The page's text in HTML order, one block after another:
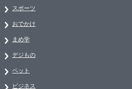
スポーツ
おでかけ
まめ学
デジもの
ペット
ビジネス